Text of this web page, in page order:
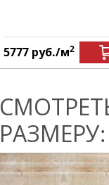
5777 руб./м2
РАЗМЕРУ: